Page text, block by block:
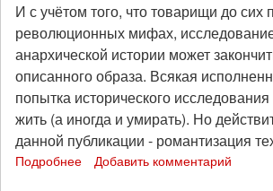
И с учётом того, что товарищи до сих
революционных мифах,
анархической истории может
описанного образа. Всякая
попытка исторического
жить (а иногда и умирать). Но
данной публикации - романтизация
Подробнее Добавить комментарий